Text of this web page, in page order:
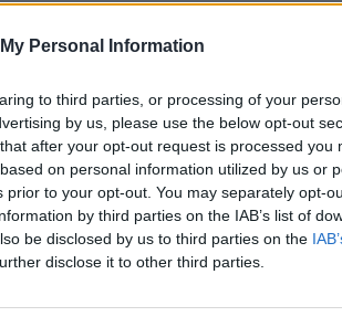
Personal Information
to third parties, or processing of your
by us, please use the below opt-out
after your opt-out request is processed you
on personal information utilized by us or
to your opt-out. You may separately opt-
by third parties on the IAB’s list of
be disclosed by us to third parties on the
disclose it to other third parties.